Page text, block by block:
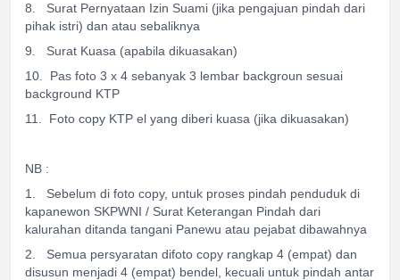
8. Surat Pernyataan Izin Suami (jika pengajuan pindah dari
pihak istri) dan atau sebaliknya
9. Surat Kuasa (apabila dikuasakan)
10. Pas foto 3 x 4 sebanyak 3 lembar backgroun sesuai
background KTP
11. Foto copy KTP el yang diberi kuasa (jika dikuasakan)
NB :
1. Sebelum di foto copy, untuk proses pindah penduduk di
kapanewon SKPWNI / Surat Keterangan Pindah dari
kalurahan ditanda tangani Panewu atau pejabat dibawahnya
2. Semua persyaratan difoto copy rangkap 4 (empat) dan
disusun menjadi 4 (empat) bendel, kecuali untuk pindah antar